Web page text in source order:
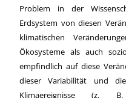
Problem in der
Erdsystem von diesen
klimatischen
Ökosysteme als auch
empfindlich auf diese
dieser Variabilität und
Klimaereignisse (z. B.